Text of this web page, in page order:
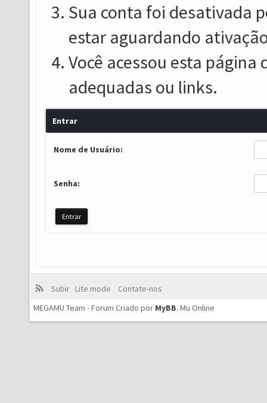
Sua conta foi desativada
estar aguardando
Você acessou esta
adequadas ou links.
Entrar
Nome de Usuário:
Senha:
Subir Lite mode
Contate-nos
MEGAMU Team - Forum Criado por MyBB. Mu Online